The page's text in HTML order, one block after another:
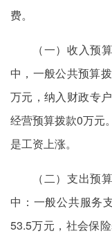
费。
（一）收入预
中，一般公共预算
万元，纳入财政专
经营预算拨款0万元
是工资上涨。
（二）支出预
中：一般公共服务
53.5万元，社会保